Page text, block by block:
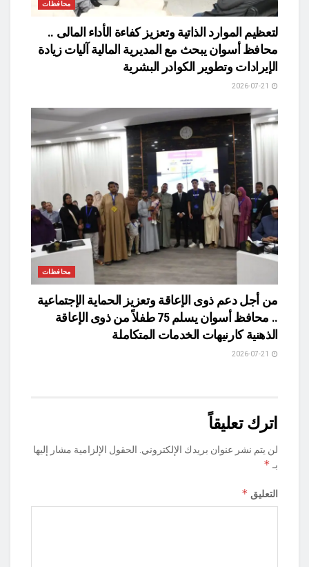
محافظات
لتعظيم الموارد الذاتية وتعزيز كفاءة الأداء المالى ..
محافظ أسوان يبحث مع المديرية المالية آليات زيادة
الإيرادات وتطوير الكوادر البشرية
محافظات
من أجل دعم ذوى الإعاقة وتعزيز الحماية الإجتماعية
.. محافظ أسوان يسلم 75 طفلاً من ذوى الإعاقة
الذهنية كارنيهات الخدمات المتكاملة
اترك تعليقاً
لن يتم نشر عنوان بريدك الإلكتروني. الحقول الإلزامية مشار إليها
بـ *
التعليق *